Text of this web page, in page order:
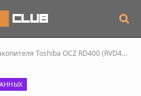
RD400 (RVD400-M22280-512G-A) объёмом 512 ГБ. 10 ГБ за 10 секунд